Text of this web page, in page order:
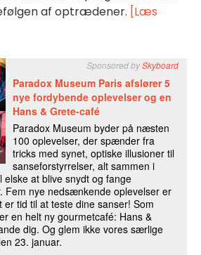
af optrædener. [Læs